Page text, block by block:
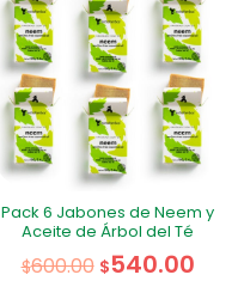
Pack 6 Jabones de Neem y
Aceite de Árbol del Té
$600.00 $540.00